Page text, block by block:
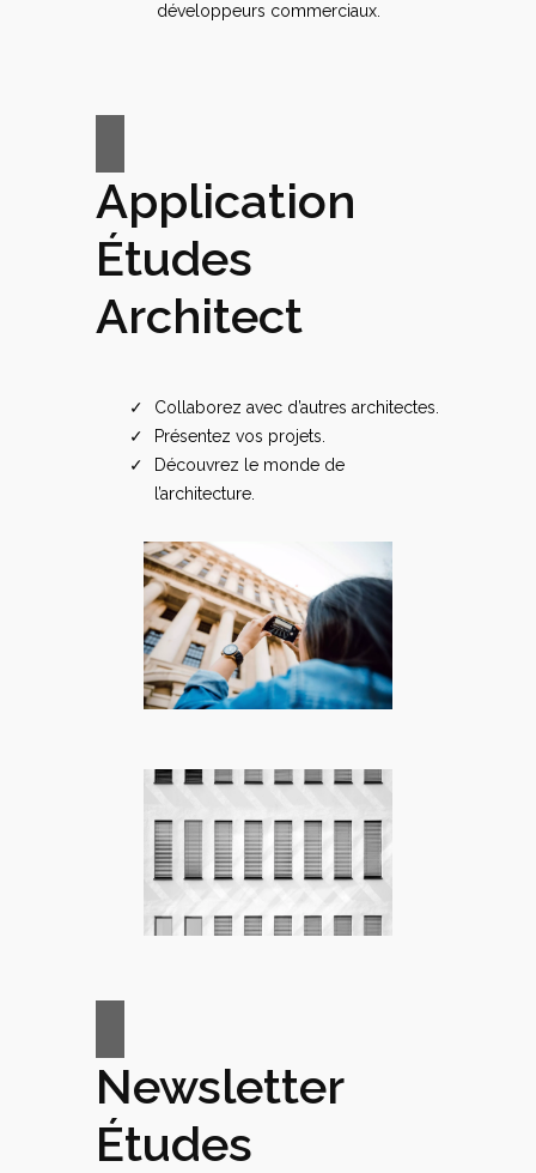
développeurs commerciaux.
Application
Études
Architect
Collaborez avec d’autres architectes.
Présentez vos projets.
Découvrez le monde de
l’architecture.
Newsletter
Études